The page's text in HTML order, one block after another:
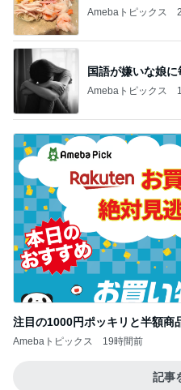
Amebaトピックス
国語が嫌いな娘
Amebaトピックス
注目の1000円ポッキリと半額商
Amebaトピックス 19時間前
記事